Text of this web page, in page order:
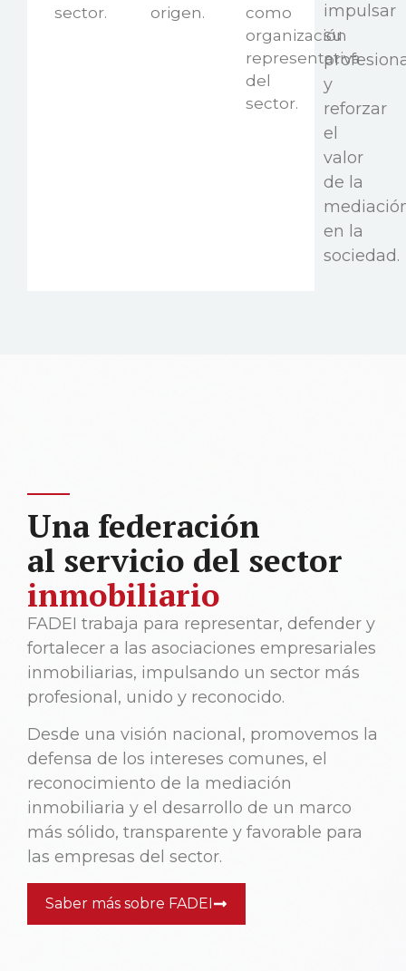
sector.
origen.
como
organización
representativa
del
sector.
impulsar
su
y
reforzar
el
valor
de la
en la
sociedad.
Una federación
al servicio del sector
inmobiliario
FADEI trabaja para representar, defender y
fortalecer a las asociaciones empresariales
inmobiliarias, impulsando un sector más
profesional, unido y reconocido.
Desde una visión nacional, promovemos la
defensa de los intereses comunes, el
reconocimiento de la mediación
inmobiliaria y el desarrollo de un marco
más sólido, transparente y favorable para
las empresas del sector.
Saber más sobre FADEI